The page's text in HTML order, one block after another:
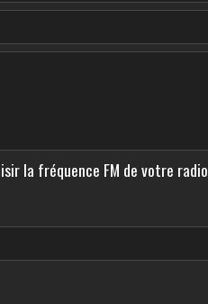
la fréquence FM de votre radio